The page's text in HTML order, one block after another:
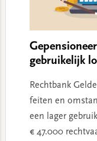
gebruikelijk
Rechtbank
feiten en
een lager
€ 47.000